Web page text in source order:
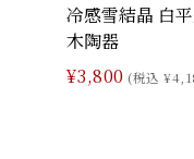
冷感雪結晶 白
木陶器
¥3,800 (税込